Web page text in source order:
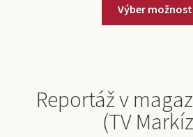
Výber
Reportáž v
(TV